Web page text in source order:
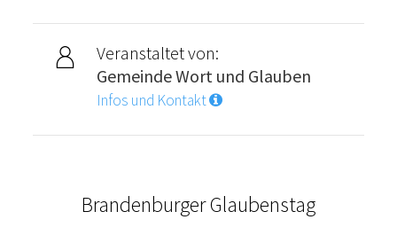
Veranstaltet von:
Gemeinde Wort und Glauben
Infos und Kontakt
Brandenburger Glaubenstag